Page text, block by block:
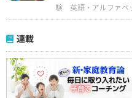
験
英語・アルファベ
連載